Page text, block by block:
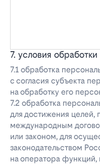
7. условия
7.1 обработка
с согласия субъекта
на обработку его
7.2 обработка
для достижения целей,
международным
или законом, для
законодательством
на оператора функций,